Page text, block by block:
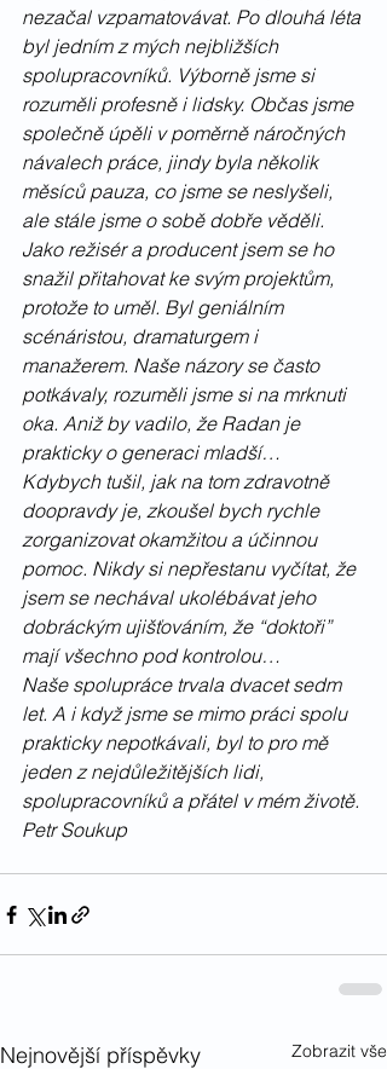
nezačal vzpamatovávat. Po dlouhá léta
byl jedním z mých nejbližších
spolupracovníků. Výborně jsme si
rozuměli profesně i lidsky. Občas jsme
společně úpěli v poměrně náročných
návalech práce, jindy byla několik
měsíců pauza, co jsme se neslyšeli,
ale stále jsme o sobě dobře věděli.
Jako režisér a producent jsem se ho
snažil přitahovat ke svým projektům,
protože to uměl. Byl geniálním
scénáristou, dramaturgem i
manažerem. Naše názory se často
potkávaly, rozuměli jsme si na mrknuti
oka. Aniž by vadilo, že Radan je
prakticky o generaci mladší…
Kdybych tušil, jak na tom zdravotně
doopravdy je, zkoušel bych rychle
zorganizovat okamžitou a účinnou
pomoc. Nikdy si nepřestanu vyčítat, že
jsem se nechával ukolébávat jeho
dobráckým ujišťováním, že “doktoři”
mají všechno pod kontrolou…
Naše spolupráce trvala dvacet sedm
let. A i když jsme se mimo práci spolu
prakticky nepotkávali, byl to pro mě
jeden z nejdůležitějších lidi,
spolupracovníků a přátel v mém životě.
Petr Soukup
Nejnovější příspěvky Zobrazit vše